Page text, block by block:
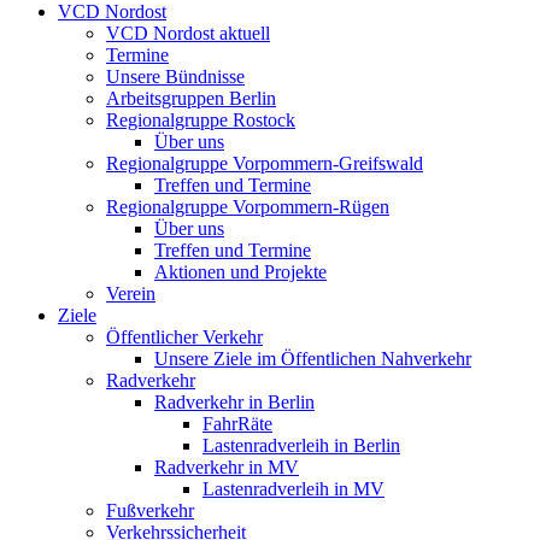
VCD Nordost
VCD Nordost aktuell
Termine
Unsere Bündnisse
Arbeitsgruppen Berlin
Regionalgruppe Rostock
Über uns
Regionalgruppe Vorpommern-Greifswald
Treffen und Termine
Regionalgruppe Vorpommern-Rügen
Über uns
Treffen und Termine
Aktionen und Projekte
Verein
Ziele
Öffentlicher Verkehr
Unsere Ziele im Öffentlichen Nahverkehr
Radverkehr
Radverkehr in Berlin
FahrRäte
Lastenradverleih in Berlin
Radverkehr in MV
Lastenradverleih in MV
Fußverkehr
Verkehrssicherheit